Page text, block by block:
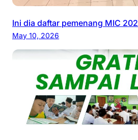
Ini dia daftar pemenang MIC
May 10, 2026